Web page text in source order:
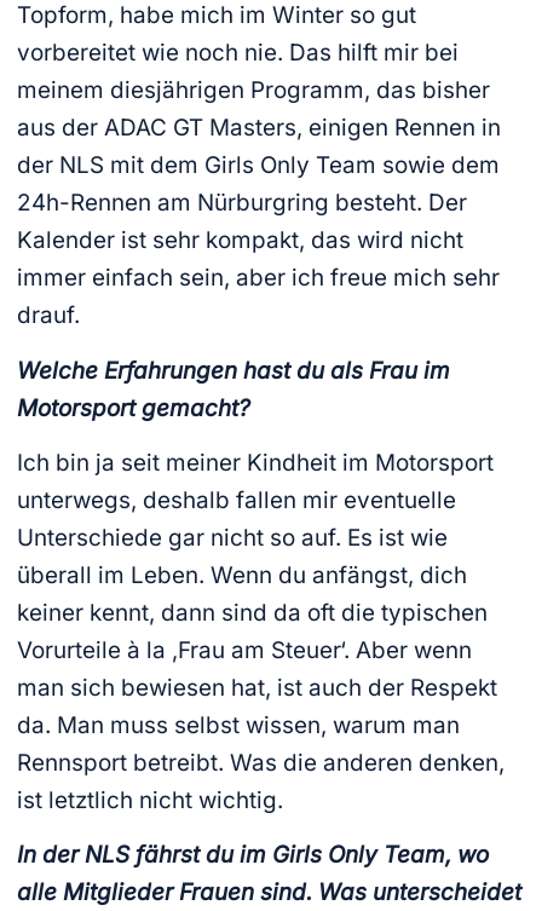
Topform, habe mich im Winter so gut
vorbereitet wie noch nie. Das hilft mir bei
meinem diesjährigen Programm, das bisher
aus der ADAC GT Masters, einigen Rennen in
der NLS mit dem Girls Only Team sowie dem
24h-Rennen am Nürburgring besteht. Der
Kalender ist sehr kompakt, das wird nicht
immer einfach sein, aber ich freue mich sehr
drauf.
Welche Erfahrungen hast du als Frau im
Motorsport gemacht?
Ich bin ja seit meiner Kindheit im Motorsport
unterwegs, deshalb fallen mir eventuelle
Unterschiede gar nicht so auf. Es ist wie
überall im Leben. Wenn du anfängst, dich
keiner kennt, dann sind da oft die typischen
Vorurteile à la ‚Frau am Steuer‘. Aber wenn
man sich bewiesen hat, ist auch der Respekt
da. Man muss selbst wissen, warum man
Rennsport betreibt. Was die anderen denken,
ist letztlich nicht wichtig.
In der NLS fährst du im Girls Only Team, wo
alle Mitglieder Frauen sind. Was unterscheidet